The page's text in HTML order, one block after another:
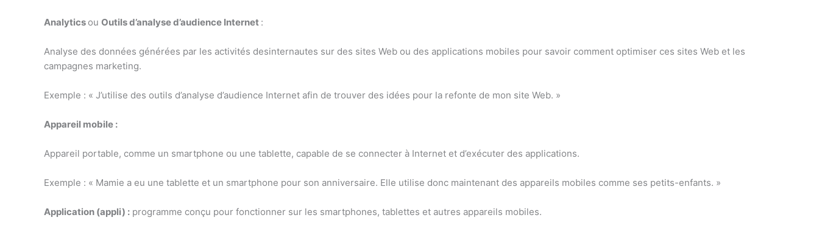
Analytics ou Outils d’analyse d’audience Internet :
Analyse des données générées par les activités desinternautes sur des sites Web ou des applications mobiles pour savoir comment optimiser ces sites Web et les
campagnes marketing.
Exemple : « J’utilise des outils d’analyse d’audience Internet afin de trouver des idées pour la refonte de mon site Web. »
Appareil mobile :
Appareil portable, comme un smartphone ou une tablette, capable de se connecter à Internet et d’exécuter des applications.
Exemple : « Mamie a eu une tablette et un smartphone pour son anniversaire. Elle utilise donc maintenant des appareils mobiles comme ses petits-enfants. »
Application (appli) : programme conçu pour fonctionner sur les smartphones, tablettes et autres appareils mobiles.